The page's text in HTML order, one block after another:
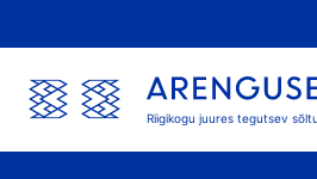
Riigikogu juures tegutsev